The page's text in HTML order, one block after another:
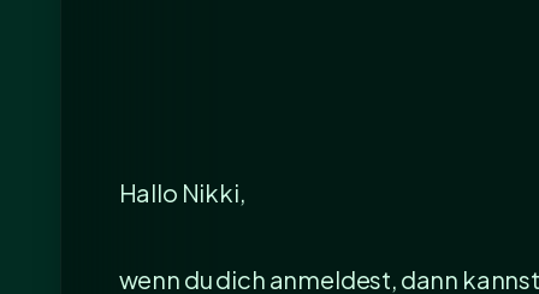
Hallo Nikki,
wenn du dich anmeldest, dann